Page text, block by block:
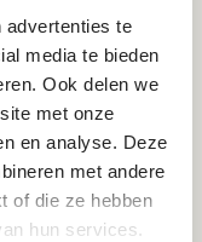
advertenties te
media te bieden
Ook delen we
met onze
en analyse. Deze
met andere
of die ze hebben
hun services.